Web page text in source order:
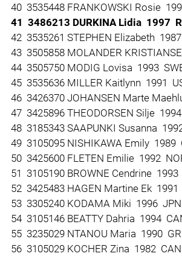
40 3535448 FRANKOWSKI Rosie
41 3486213 DURKINA Lidia 1997
42 3535261 STEPHEN Elizabeth
43 3505858 MOLANDER
44 3505750 MODIG Lovisa 1993
45 3535636 MILLER Kaitlynn 1991
46 3426370 JOHANSEN Marte
47 3425896 THEODORSEN Silje
48 3185343 SAAPUNKI Susanna
49 3105095 NISHIKAWA Emily
50 3425600 FLETEN Emilie 1992
51 3105190 BROWNE Cendrine 1993
52 3425483 HAGEN Martine Ek
53 3305240 KODAMA Miki 1996 JPN
54 3105146 BEATTY Dahria 1994
55 3235029 NTANOU Maria 1990
56 3105029 KOCHER Zina 1982 CAN